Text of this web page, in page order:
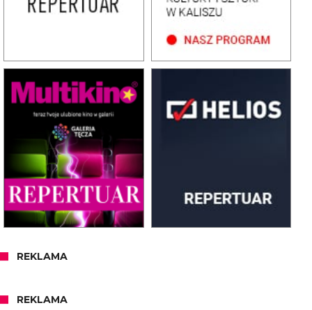
REKLAMA
REKLAMA